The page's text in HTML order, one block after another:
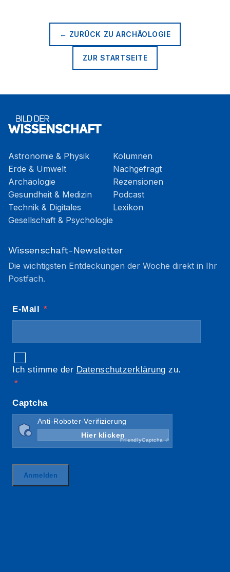
← ZURÜCK ZUARCHÄOLOGIE
ZUR STARTSEITE
Astronomie & Physik
Erde & Umwelt
Archäologie
Gesundheit & Medizin
Technik & Digitales
Gesellschaft & Psychologie
Kolumnen
Nachgefragt
Rezensionen
Podcast
Lexikon
Wissenschaft-Newsletter
Die wichtigsten Entdeckungen der Woche direkt in Ihr
Postfach.